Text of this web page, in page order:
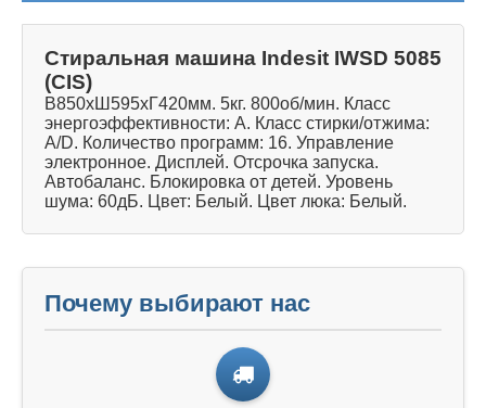
Стиральная машина Indesit IWSD 5085
(CIS)
В850хШ595хГ420мм. 5кг. 800об/мин. Класс
энергоэффективности: А. Класс стирки/отжима:
A/D. Количество программ: 16. Управление
электронное. Дисплей. Отсрочка запуска.
Автобаланс. Блокировка от детей. Уровень
шума: 60дБ. Цвет: Белый. Цвет люка: Белый.
Почему выбирают нас